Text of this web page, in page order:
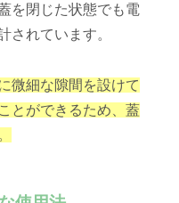
を閉じた状態でも電
されています。
微細な隙間を設けて
とができるため、蓋